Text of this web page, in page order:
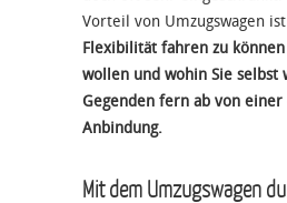
Vorteil von Umzugswagen
Flexibilität fahren zu können
wollen und wohin Sie selbst
Gegenden fern ab von
Anbindung.
Mit dem Umzugswagen